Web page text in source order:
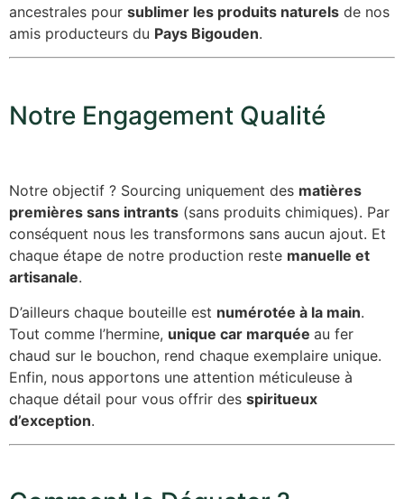
ancestrales pour sublimer les produits naturels de nos
amis producteurs du Pays Bigouden.
Notre Engagement Qualité
Notre objectif ? Sourcing uniquement des matières
premières sans intrants (sans produits chimiques). Par
conséquent nous les transformons sans aucun ajout. Et
chaque étape de notre production reste manuelle et
artisanale.
D’ailleurs chaque bouteille est numérotée à la main.
Tout comme l’hermine, unique car marquée au fer
chaud sur le bouchon, rend chaque exemplaire unique.
Enfin, nous apportons une attention méticuleuse à
chaque détail pour vous offrir des spiritueux
d’exception.